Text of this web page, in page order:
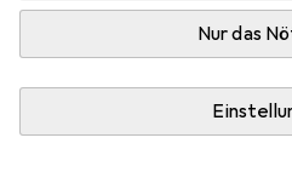
Nur das
Benachrichtigen, wenn
In den